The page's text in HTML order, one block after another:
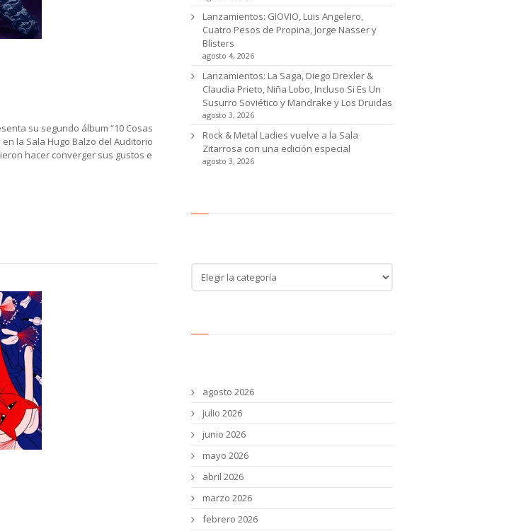
su segundo álbum “10 Cosas
la Sala Hugo Balzo del Auditorio
hacer converger sus gustos e
Lanzamientos: GIOVIO, Luis Angelero,
Cuatro Pesos de Propina, Jorge Nasser y
Blisters
agosto 4, 2026
Lanzamientos: La Saga, Diego Drexler &
Claudia Prieto, Niña Lobo, Incluso Si Es Un
Susurro Soviético y Mandrake y Los Druidas
agosto 3, 2026
Rock & Metal Ladies vuelve a la Sala
Zitarrosa con una edición especial
agosto 3, 2026
Categoría
de
noticias
agosto 2026
julio 2026
junio 2026
mayo 2026
abril 2026
marzo 2026
febrero 2026